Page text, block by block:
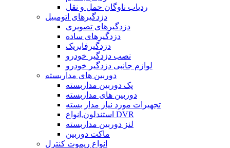
ردیاب ناوگان حمل و نقل
دزدگیرهای اتومبیل
دزدگیرهای تصویری
دزدگیرهای ساده
دزدگیرفابریک
نصب دزدگیر خودرو
لوازم جانبی دزدگیر خودرو
دوربین های مداربسته
پک دوربین مداربسته
دوربین های مداربسته
تجهیرات مورد نیاز مدار بسته
استندلون,انواع DVR
لنز دوربین مداربسته
ماکت دوربین
انواع ریموت کنترل